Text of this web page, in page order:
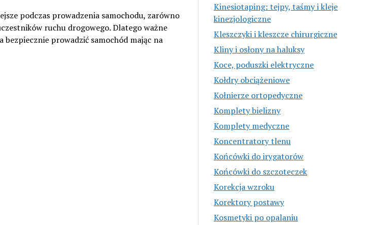
podczas prowadzenia samochodu, zarówno
ruchu drogowego. Dlatego ważne
bezpiecznie prowadzić samochód mając na
Kinesiotaping: tejpy, taśmy i kleje
kinezjologiczne
Kleszczyki i kleszcze chirurgiczne
Kliny i osłony na haluksy
Koce, poduszki elektryczne
Kołdry obciążeniowe
Kołnierze ortopedyczne
Komplety bielizny
Komplety medyczne
Koncentratory tlenu
Końcówki do irygatorów
Końcówki do szczoteczek
Korekcja wzroku
Korektory postawy
Kosmetyki po opalaniu